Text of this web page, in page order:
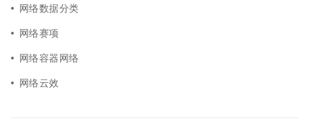
网络数据分类
网络赛项
网络容器网络
网络云效